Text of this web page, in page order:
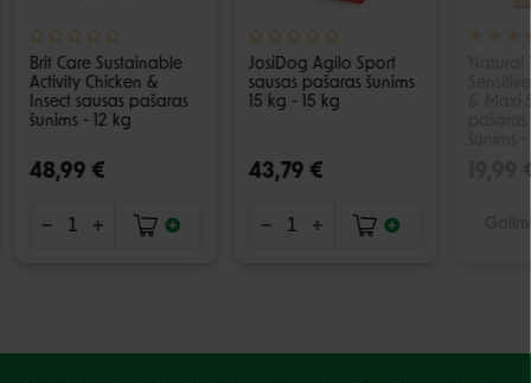
Brit Care Sustainable
Activity Chicken &
Insect sausas pašaras
šunims - 12 kg
48,99 €
JosiDog Agilo Sport
sausas pašaras šunims
15 kg - 15 kg
43,79 €
& Maxi
19,99